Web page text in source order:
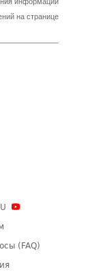
на странице
(FAQ)